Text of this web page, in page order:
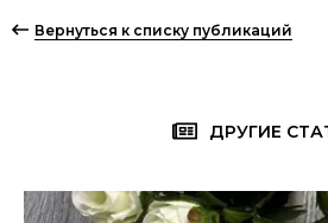
Вернуться к списку публикаций
ДРУГИЕ